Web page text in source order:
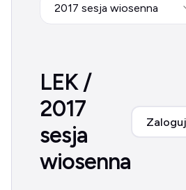
2017 sesja wiosenna
LEK /
2017
sesja
wiosenna